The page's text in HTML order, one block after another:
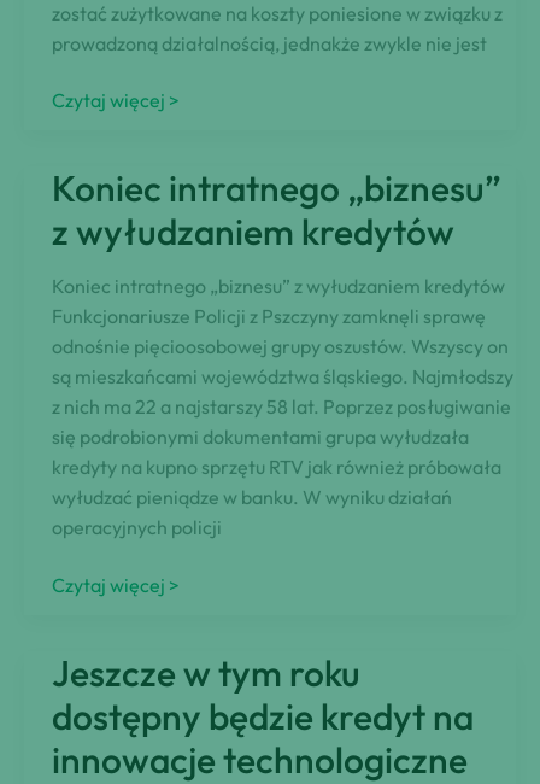
zostać zużytkowane na koszty poniesione w związku z
prowadzoną działalnością, jednakże zwykle nie jest
Kredyt
firm
dopuszczalne
cele
Czytaj więcej >
Koniec intratnego „biznesu”
z wyłudzaniem kredytów
Koniec intratnego „biznesu” z wyłudzaniem kredytów
Funkcjonariusze Policji z Pszczyny zamknęli sprawę
odnośnie pięcioosobowej grupy oszustów. Wszyscy on
są mieszkańcami województwa śląskiego. Najmłodszy
z nich ma 22 a najstarszy 58 lat. Poprzez posługiwanie
się podrobionymi dokumentami grupa wyłudzała
kredyty na kupno sprzętu RTV jak również próbowała
wyłudzać pieniądze w banku. W wyniku działań
operacyjnych policji
Koniec
wyłudzaniem
kredytów
Czytaj więcej >
Jeszcze w tym roku
dostępny będzie kredyt na
innowacje technologiczne